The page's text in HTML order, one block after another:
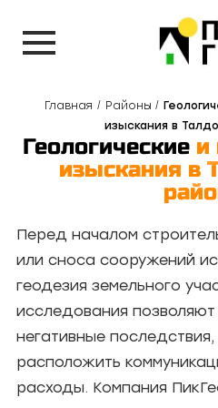
Главная Районы
изыскания в
Геологические и
изыскания в
Перед началом
или сноса сооружений
геодезия земельного
исследования
негативные
расположить
расходы. Компания